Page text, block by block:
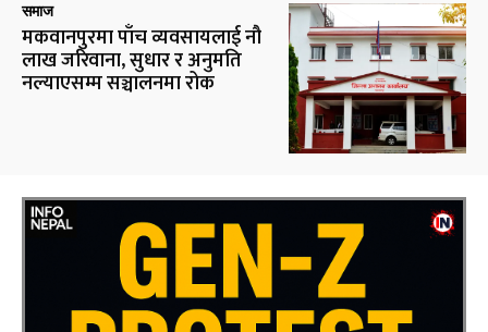
समाज
मकवानपुरमा पाँच व्यवसायलाई नौ
लाख जरिवाना, सुधार र अनुमति
नल्याएसम्म सञ्चालनमा रोक